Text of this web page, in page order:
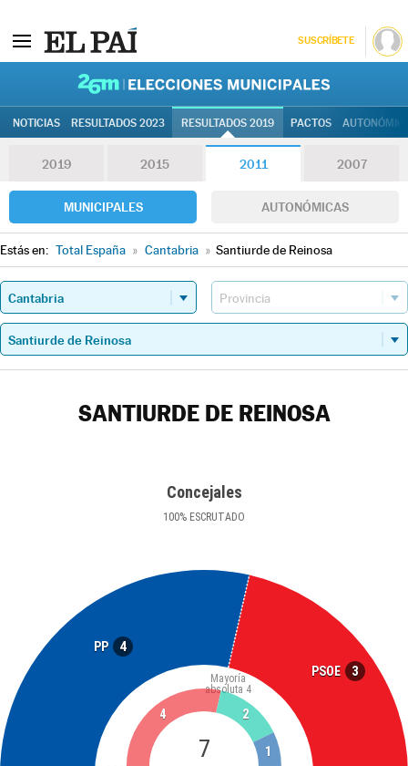
SUSCRÍBETE
NOTICIAS RESULTADOS 2023 RESULTADOS 2019 PACTOS
2019 2015 2011 2007
MUNICIPALES AUTONÓMICAS
Estás en: Total España » Cantabria » Santiurde de Reinosa
SANTIURDE DE REINOSA
Concejales
100% ESCRUTADO
PP 4
PSOE 3
7
Mayoría
absoluta 4
4 2
1